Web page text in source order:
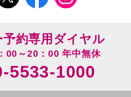
約専用ダイヤル
00～20：00 年中無休
5533-1000